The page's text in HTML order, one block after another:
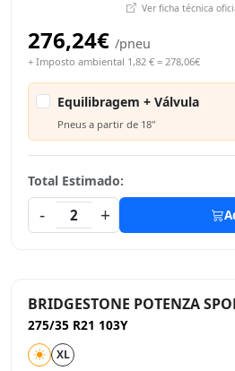
Ver ficha técnica
276,24€ /pneu
+ Imposto ambiental 1,82 € = 278,06€
Equilibragem + Válvula
Pneus a partir de 18"
Total Estimado:
-
2 +
BRIDGESTONE POTENZA
275/35 R21 103Y
XL